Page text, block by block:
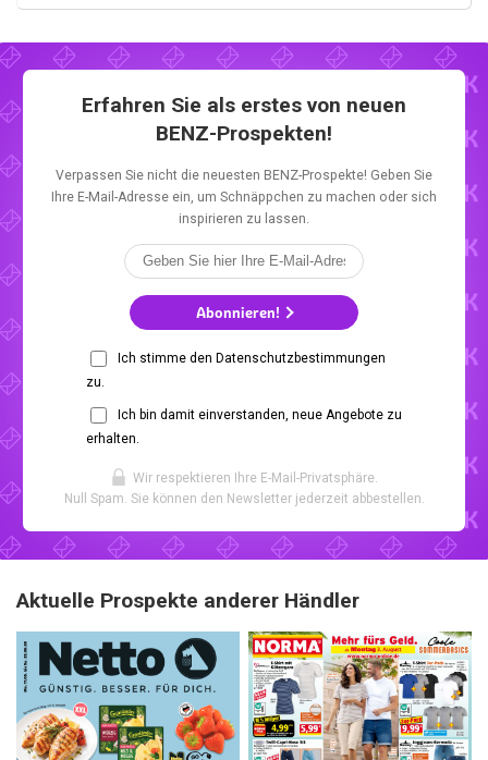
Erfahren Sie als erstes von neuen
BENZ-Prospekten!
Verpassen Sie nicht die neuesten BENZ-Prospekte! Geben Sie
Ihre E-Mail-Adresse ein, um Schnäppchen zu machen oder sich
inspirieren zu lassen.
Abonnieren!
Ich stimme den Datenschutzbestimmungen
zu.
Ich bin damit einverstanden, neue Angebote zu
erhalten.
Wir respektieren Ihre E-Mail-Privatsphäre.
Null Spam. Sie können den Newsletter jederzeit abbestellen.
Aktuelle Prospekte anderer Händler